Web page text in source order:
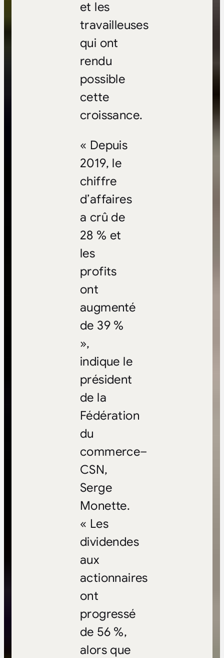
et les
travailleuses
qui ont
rendu
possible
cette
croissance.
« Depuis
2019, le
chiffre
d’affaires
a crû de
28 % et
les
profits
ont
augmenté
de 39 %
»,
indique le
président
de la
Fédération
du
commerce–
CSN,
Serge
Monette.
« Les
dividendes
aux
actionnaires
ont
progressé
de 56 %,
alors que